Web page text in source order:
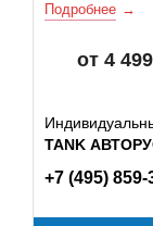
Подробнее
от 4
TANK
+7 (495) 859-